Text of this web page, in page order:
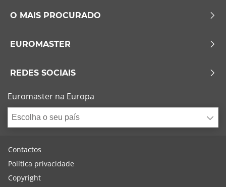
O MAIS PROCURADO
EUROMASTER
REDES SOCIAIS
Euromaster na Europa
Escolha o seu país
Contactos
Política privacidade
Copyright